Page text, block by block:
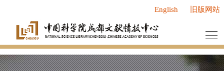
English 旧版网站
心
服